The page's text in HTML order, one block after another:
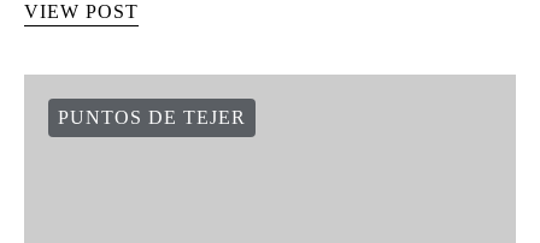
VIEW POST
PUNTOS DE TEJER